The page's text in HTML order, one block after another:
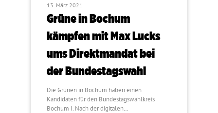
13. März 2021
Grüne in Bochum
kämpfen mit Max Lucks
ums Direktmandat bei
der Bundestagswahl
Die Grünen in Bochum haben einen
Kandidaten für den Bundestagswahlkreis
Bochum I. Nach der digitalen…